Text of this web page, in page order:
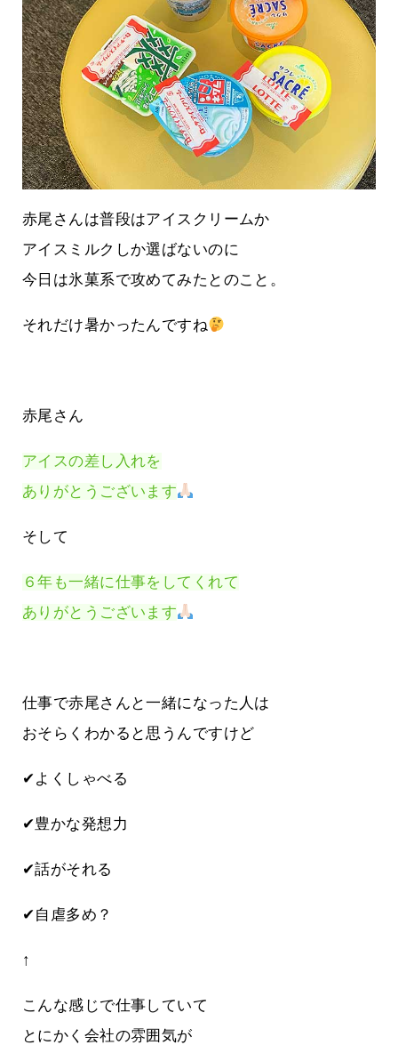
赤尾さんは普段はアイスクリームか
アイスミルクしか選ばないのに
今日は氷菓系で攻めてみたとのこと。
それだけ暑かったんですね
赤尾さん
アイスの差し入れを
ありがとうございます
そして
６年も一緒に仕事をしてくれて
ありがとうございます
仕事で赤尾さんと一緒になった人は
おそらくわかると思うんですけど
✔よくしゃべる
✔豊かな発想力
✔話がそれる
✔自虐多め？
↑
こんな感じで仕事していて
とにかく会社の雰囲気が